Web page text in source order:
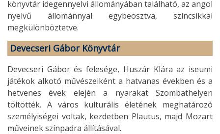
könyvtár idegennyelvi állományában található, az angol
nyelvű állománnyal egybeosztva, színcsíkkal
megkülönböztetve.
Devecseri Gábor Könyvtár
Devecseri Gábor és felesége, Huszár Klára az iseumi
játékok alkotó művészeiként a hatvanas években és a
hetvenes évek elején a nyarakat Szombathelyen
töltötték. A város kulturális életének meghatározó
személyiségei voltak, kezdetben Plautus, majd Mozart
műveinek színpadra állításával.